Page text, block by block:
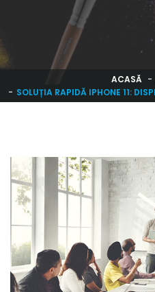
ACASĂ
SOLUȚIA RAPIDĂ IPHONE 11: